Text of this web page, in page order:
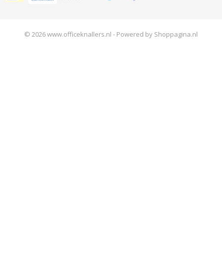
© 2026 www.officeknallers.nl - Powered by Shoppagina.nl